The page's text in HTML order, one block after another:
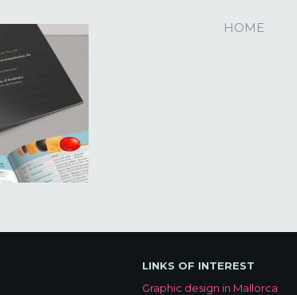
HOME
LINKS OF INTEREST
Graphic design in Mallorca